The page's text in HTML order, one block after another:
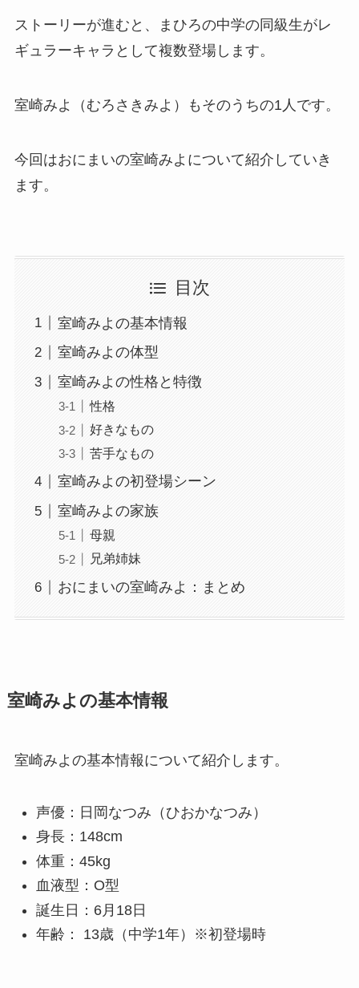
ストーリーが進むと、まひろの中学の同級生がレ
ギュラーキャラとして複数登場します。
室崎みよ（むろさきみよ）もそのうちの1人です。
今回はおにまいの室崎みよについて紹介していき
ます。
目次
室崎みよの基本情報
室崎みよの体型
室崎みよの性格と特徴
性格
好きなもの
苦手なもの
室崎みよの初登場シーン
室崎みよの家族
母親
兄弟姉妹
おにまいの室崎みよ：まとめ
室崎みよの基本情報
室崎みよの基本情報について紹介します。
声優：日岡なつみ（ひおかなつみ）
身長：148cm
体重：45kg
血液型：O型
誕生日：6月18日
年齢： 13歳（中学1年）※初登場時